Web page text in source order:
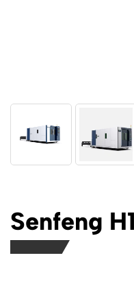
Senfeng H1